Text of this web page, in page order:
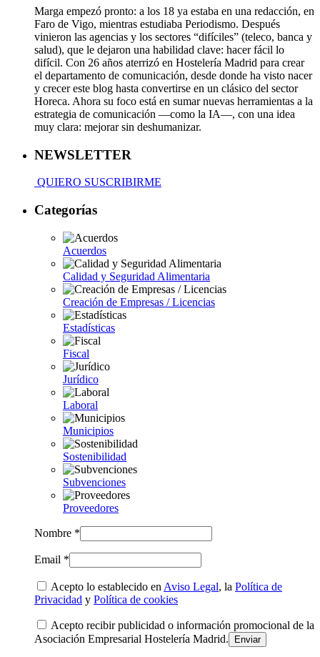
Marga empezó pronto: a los 18 ya estaba en una redacción, en
Faro de Vigo, mientras estudiaba Periodismo. Después
vinieron las agencias y los sectores “difíciles” (teleco, banca y
salud), que le dejaron una habilidad clave: hacer fácil lo
difícil. Con 26 años aterrizó en Hostelería Madrid para crear
el departamento de comunicación, desde donde ha visto nacer
y crecer este blog hasta convertirse en un clásico del sector
Horeca. Ahora su foco está en sumar nuevas herramientas a la
estrategia de comunicación —como la IA—, con una idea
muy clara: mejorar sin deshumanizar.
NEWSLETTER
QUIERO SUSCRIBIRME
Categorías
Acuerdos
Calidad y Seguridad Alimentaria
Creación de Empresas / Licencias
Estadísticas
Fiscal
Jurídico
Laboral
Municipios
Sostenibilidad
Subvenciones
Proveedores
Nombre *
Email *
Acepto lo establecido en Aviso Legal, la Política de
Privacidad y Política de cookies
Acepto recibir publicidad o información promocional de la
Asociación Empresarial Hostelería Madrid.